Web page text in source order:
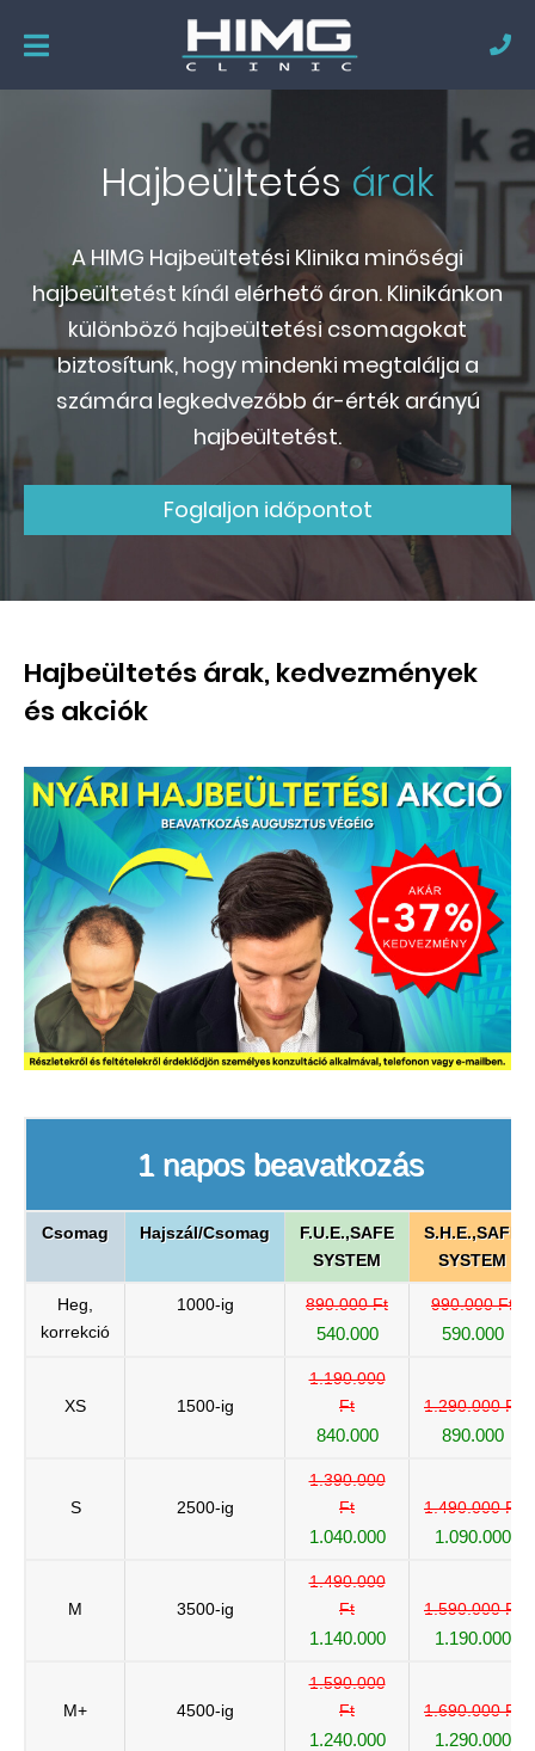
Hajbeültetés árak
A HIMG Hajbeültetési Klinika minőségi
hajbeültetést kínál elérhető áron. Klinikánkon
különböző hajbeültetési csomagokat
biztosítunk, hogy mindenki megtalálja a
számára legkedvezőbb ár-érték arányú
hajbeültetést.
Foglaljon időpontot
Hajbeültetés árak, kedvezmények
és akciók
1 napos beavatkozás
Csomag Hajszál/Csomag
F.U.E.,SAFE
SYSTEM
S.H.E.,SAFE
SYSTEM
Heg,
korrekció
1000-ig 890.000 Ft
540.000
990.000 Ft
590.000
XS 1500-ig
1.190.000
Ft
840.000
1.290.000 Ft
890.000
S 2500-ig
1.390.000
Ft
1.040.000
1.490.000 Ft
1.090.000
M 3500-ig
1.490.000
Ft
1.140.000
1.590.000 Ft
1.190.000
M+ 4500-ig
1.590.000
Ft
1.240.000
1.690.000 Ft
1.290.000